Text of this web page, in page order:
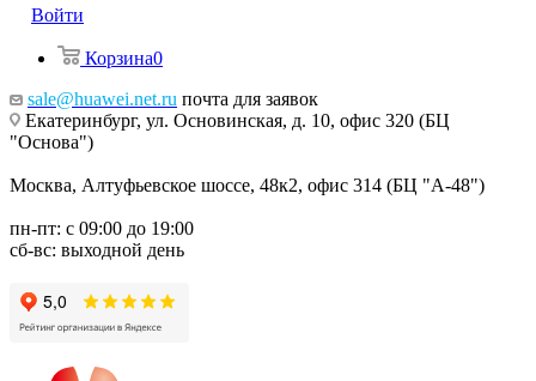
Войти
Корзина0
sale@huawei.net.ru почта для заявок
Екатеринбург, ул. Основинская, д. 10, офис 320 (БЦ
"Основа")
Москва, Алтуфьевское шоссе, 48к2, офис 314 (БЦ "А-48")
пн-пт: с 09:00 до 19:00
сб-вс: выходной день